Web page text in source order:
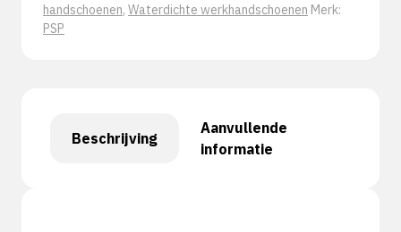
handschoenen, Waterdichte werkhandschoenen Merk:
PSP
Beschrijving
Aanvullende
informatie